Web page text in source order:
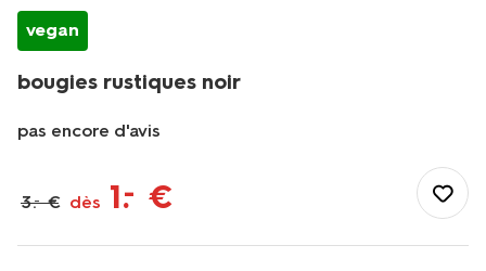
vegan
bougies rustiques noir
pas encore d'avis
deco/deco/bougies/grosses-
rustiques-
3.– € dès 1.– €